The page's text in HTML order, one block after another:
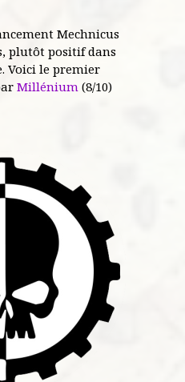
Mechnicus
plutôt positif dans
Voici le premier
Millénium (8/10)